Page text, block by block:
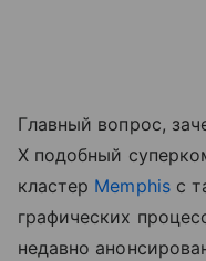
Главный вопрос,
X подобный
кластер Memphisс
графических
недавно